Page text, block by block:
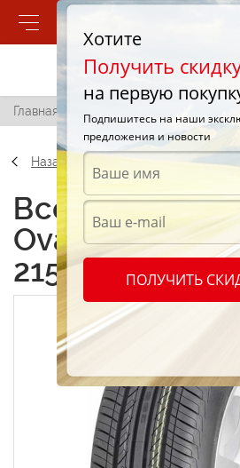
Позвонить
Главная / Ovation Ecovision VI-682
Назад
Всесезонные
Ovation
215/60 R16
Хотите
Получить
на первую
Подпишитесь на наши
предложения и новости
ПОЛУЧИТЬ